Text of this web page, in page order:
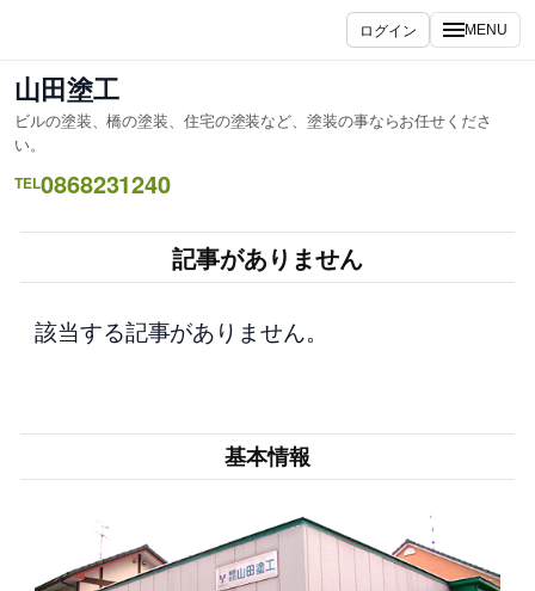
ス
キ
ッ
プ
ログイン MENU
山田塗工
ビルの塗装、橋の塗装、住宅の塗装など、塗装の事ならお任せくださ
い。
TEL0868231240
記事がありません
該当する記事がありません。
基本情報